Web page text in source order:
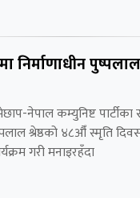
निर्माणाधीन
नेपाल कम्युनिष्ट
श्रेष्ठको ४८औँ स्मृति
गरी मनाइरहँदा